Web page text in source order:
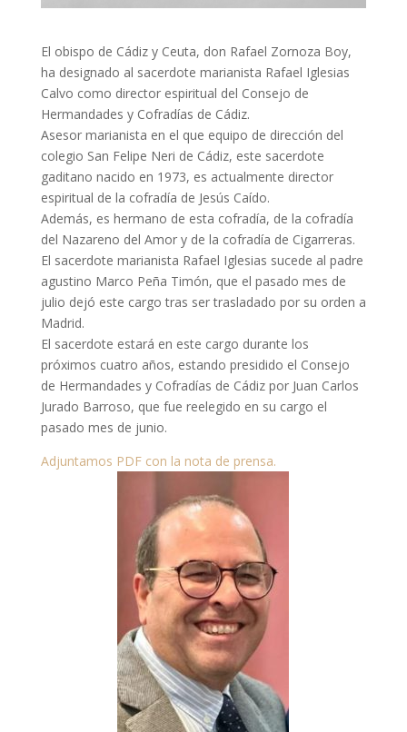
El obispo de Cádiz y Ceuta, don Rafael Zornoza Boy,
ha designado al sacerdote marianista Rafael Iglesias
Calvo como director espiritual del Consejo de
Hermandades y Cofradías de Cádiz.
Asesor marianista en el que equipo de dirección del
colegio San Felipe Neri de Cádiz, este sacerdote
gaditano nacido en 1973, es actualmente director
espiritual de la cofradía de Jesús Caído.
Además, es hermano de esta cofradía, de la cofradía
del Nazareno del Amor y de la cofradía de Cigarreras.
El sacerdote marianista Rafael Iglesias sucede al padre
agustino Marco Peña Timón, que el pasado mes de
julio dejó este cargo tras ser trasladado por su orden a
Madrid.
El sacerdote estará en este cargo durante los
próximos cuatro años, estando presidido el Consejo
de Hermandades y Cofradías de Cádiz por Juan Carlos
Jurado Barroso, que fue reelegido en su cargo el
pasado mes de junio.
Adjuntamos PDF con la nota de prensa.